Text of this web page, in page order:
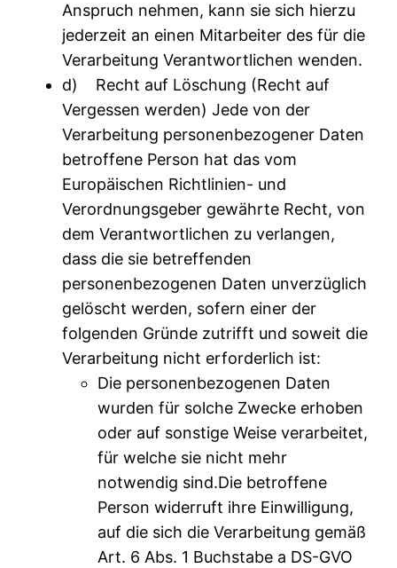
Anspruch nehmen, kann sie sich hierzu
jederzeit an einen Mitarbeiter des für die
Verarbeitung Verantwortlichen wenden.
d) Recht auf Löschung (Recht auf
Vergessen werden) Jede von der
Verarbeitung personenbezogener Daten
betroffene Person hat das vom
Europäischen Richtlinien- und
Verordnungsgeber gewährte Recht, von
dem Verantwortlichen zu verlangen,
dass die sie betreffenden
personenbezogenen Daten unverzüglich
gelöscht werden, sofern einer der
folgenden Gründe zutrifft und soweit die
Verarbeitung nicht erforderlich ist:
Die personenbezogenen Daten
wurden für solche Zwecke erhoben
oder auf sonstige Weise verarbeitet,
für welche sie nicht mehr
notwendig sind.Die betroffene
Person widerruft ihre Einwilligung,
auf die sich die Verarbeitung gemäß
Art. 6 Abs. 1 Buchstabe a DS-GVO